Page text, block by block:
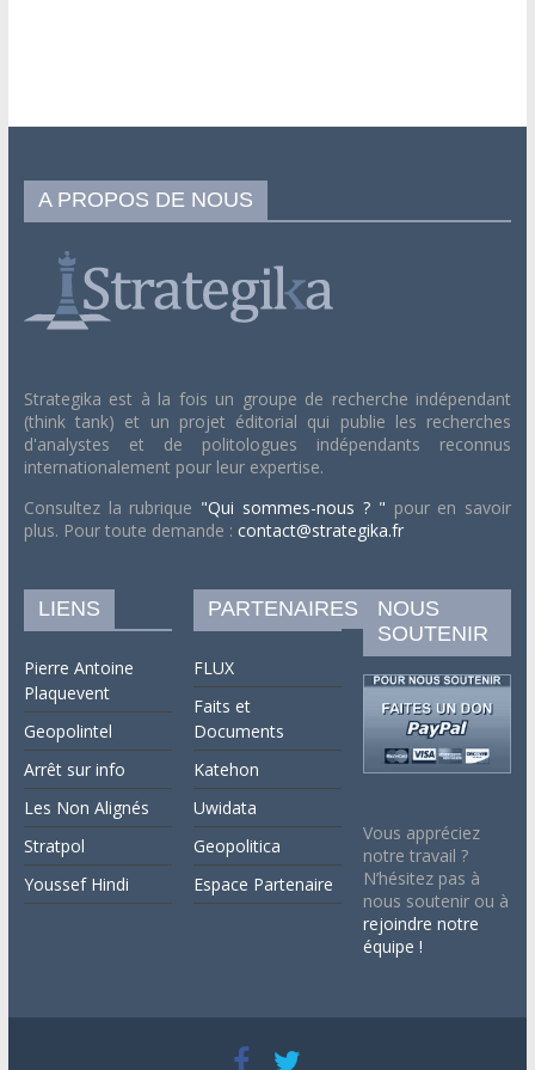
A PROPOS DE NOUS
Strategika est à la fois un groupe de recherche indépendant
(think tank) et un projet éditorial qui publie les recherches
d'analystes et de politologues indépendants reconnus
internationalement pour leur expertise.
Consultez la rubrique "Qui sommes-nous ? " pour en savoir
plus. Pour toute demande : contact@strategika.fr
LIENS
Pierre Antoine
Plaquevent
Geopolintel
Arrêt sur info
Les Non Alignés
Stratpol
Youssef Hindi
PARTENAIRES
FLUX
Faits et
Documents
Katehon
Uwidata
Geopolitica
Espace Partenaire
NOUS
SOUTENIR
Vous appréciez
notre travail ?
N’hésitez pas à
nous soutenir ou à
rejoindre notre
équipe !